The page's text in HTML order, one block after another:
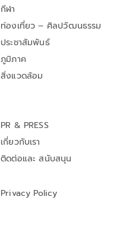
กีฬา
ท่องเที่ยว – ศิลปวัฒนธรรม
ประชาสัมพันธ์
ภูมิภาค
สิ่งแวดล้อม
PR & PRESS
เกี่ยวกับเรา
ติดต่อและ สนับสนุน
Privacy Policy